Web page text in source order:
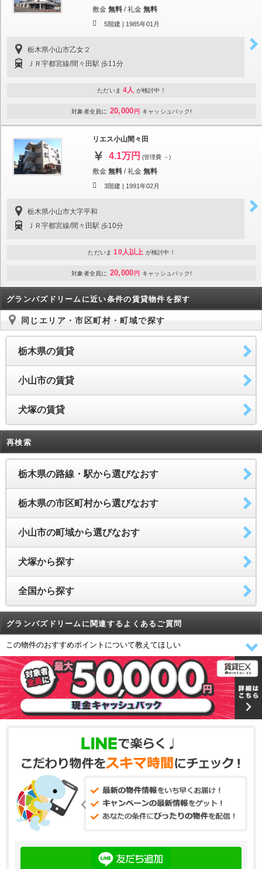
敷金 無料 /礼金 無料
5階建 | 1985年01月
栃木県小山市乙女２
ＪＲ宇都宮線/間々田駅 歩11分
ただいま 4人 が検討中！
対象者全員に 20,000 円 キャッシュバック!
リエス小山間々田
4.1万円 (管理費 －)
敷金 無料 /礼金 無料
3階建 | 1991年02月
栃木県小山市大字平和
ＪＲ宇都宮線/間々田駅 歩10分
ただいま 10人以上 が検討中！
対象者全員に 20,000 円 キャッシュバック!
グランパズドリームに近い条件の賃貸物件を探す
同じエリア・市区町村・町域で探す
栃木県の賃貸
小山市の賃貸
犬塚の賃貸
再検索
栃木県の路線・駅から選びなおす
栃木県の市区町村から選びなおす
小山市の町域から選びなおす
犬塚から探す
全国から探す
グランパズドリームに関連するよくあるご質問
この物件のおすすめポイントについて教えてほしい